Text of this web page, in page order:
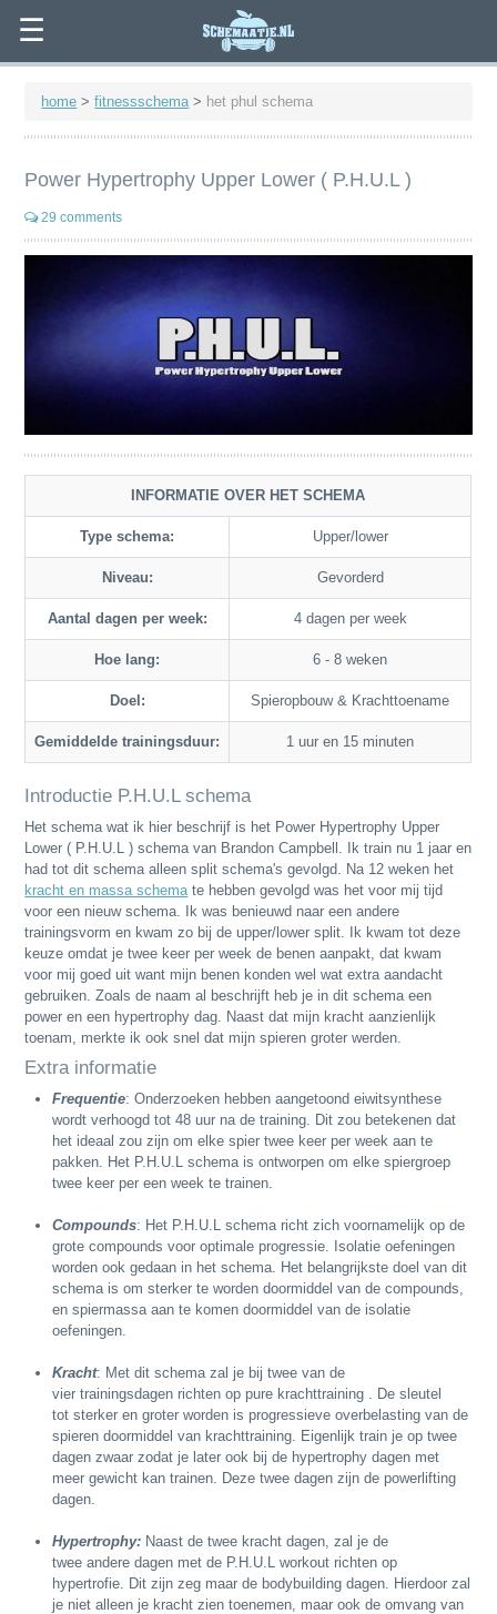
☰
home > fitnessschema > het phul schema
Power Hypertrophy Upper Lower ( P.H.U.L )
29 comments
INFORMATIE OVER HET SCHEMA
Type schema: Upper/lower
Niveau: Gevorderd
Aantal dagen per week: 4 dagen per week
Hoe lang: 6 - 8 weken
Doel: Spieropbouw & Krachttoename
Gemiddelde trainingsduur: 1 uur en 15 minuten
Introductie P.H.U.L schema
Het schema wat ik hier beschrijf is het Power Hypertrophy Upper
Lower ( P.H.U.L ) schema van Brandon Campbell. Ik train nu 1 jaar en
had tot dit schema alleen split schema's gevolgd. Na 12 weken het
kracht en massa schema te hebben gevolgd was het voor mij tijd
voor een nieuw schema. Ik was benieuwd naar een andere
trainingsvorm en kwam zo bij de upper/lower split. Ik kwam tot deze
keuze omdat je twee keer per week de benen aanpakt, dat kwam
voor mij goed uit want mijn benen konden wel wat extra aandacht
gebruiken. Zoals de naam al beschrijft heb je in dit schema een
power en een hypertrophy dag. Naast dat mijn kracht aanzienlijk
toenam, merkte ik ook snel dat mijn spieren groter werden.
Extra informatie
Frequentie: Onderzoeken hebben aangetoond eiwitsynthese
wordt verhoogd tot 48 uur na de training. Dit zou betekenen dat
het ideaal zou zijn om elke spier twee keer per week aan te
pakken. Het P.H.U.L schema is ontworpen om elke spiergroep
twee keer per een week te trainen.
Compounds: Het P.H.U.L schema richt zich voornamelijk op de
grote compounds voor optimale progressie. Isolatie oefeningen
worden ook gedaan in het schema. Het belangrijkste doel van dit
schema is om sterker te worden doormiddel van de compounds,
en spiermassa aan te komen doormiddel van de isolatie
oefeningen.
Kracht: Met dit schema zal je bij twee van de
vier trainingsdagen richten op pure krachttraining . De sleutel
tot sterker en groter worden is progressieve overbelasting van de
spieren doormiddel van krachttraining. Eigenlijk train je op twee
dagen zwaar zodat je later ook bij de hypertrophy dagen met
meer gewicht kan trainen. Deze twee dagen zijn de powerlifting
dagen.
Hypertrophy: Naast de twee kracht dagen, zal je de
twee andere dagen met de P.H.U.L workout richten op
hypertrofie. Dit zijn zeg maar de bodybuilding dagen. Hierdoor zal
je niet alleen je kracht zien toenemen, maar ook de omvang van